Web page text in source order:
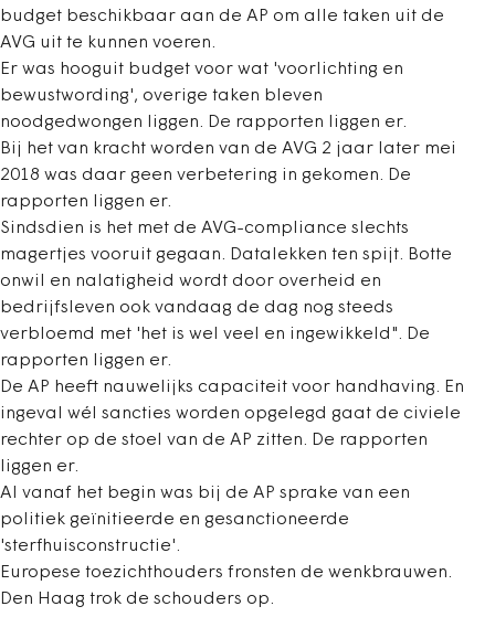
budget beschikbaar aan de AP om alle taken uit de
AVG uit te kunnen voeren.
Er was hooguit budget voor wat 'voorlichting en
bewustwording', overige taken bleven
noodgedwongen liggen. De rapporten liggen er.
Bij het van kracht worden van de AVG 2 jaar later mei
2018 was daar geen verbetering in gekomen. De
rapporten liggen er.
Sindsdien is het met de AVG-compliance slechts
magertjes vooruit gegaan. Datalekken ten spijt. Botte
onwil en nalatigheid wordt door overheid en
bedrijfsleven ook vandaag de dag nog steeds
verbloemd met 'het is wel veel en ingewikkeld". De
rapporten liggen er.
De AP heeft nauwelijks capaciteit voor handhaving. En
ingeval wél sancties worden opgelegd gaat de civiele
rechter op de stoel van de AP zitten. De rapporten
liggen er.
Al vanaf het begin was bij de AP sprake van een
politiek geïnitieerde en gesanctioneerde
'sterfhuisconstructie'.
Europese toezichthouders fronsten de wenkbrauwen.
Den Haag trok de schouders op.